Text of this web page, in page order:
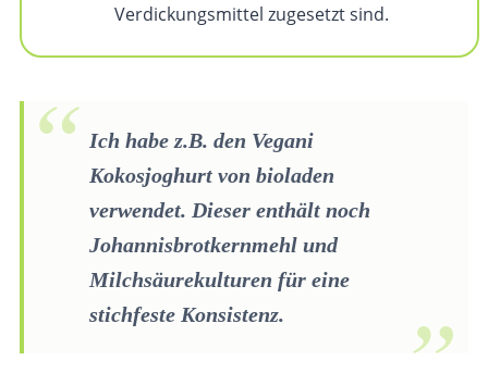
Verdickungsmittel zugesetzt sind.
Ich habe z.B. den Vegani
Kokosjoghurt von bioladen
verwendet. Dieser enthält noch
Johannisbrotkernmehl und
Milchsäurekulturen für eine
stichfeste Konsistenz.